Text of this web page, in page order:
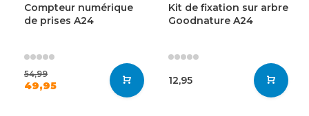
Compteur numérique
de prises A24
54,99
49,95
Kit de fixation sur arbre
Goodnature A24
12,95